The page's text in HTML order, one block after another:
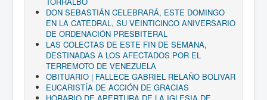
DON SEBASTIÁN CELEBRARÁ, ESTE DOMINGO
EN LA CATEDRAL, SU VEINTICINCO ANIVERSARIO
DE ORDENACIÓN PRESBITERAL
LAS COLECTAS DE ESTE FIN DE SEMANA,
DESTINADAS A LOS AFECTADOS POR EL
TERREMOTO DE VENEZUELA
OBITUARIO | FALLECE GABRIEL RELAÑO BOLIVAR
EUCARISTÍA DE ACCIÓN DE GRACIAS
HORARIO DE APERTURA DE LA IGLESIA DE